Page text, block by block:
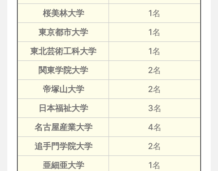
桜美林大学
1名
東京都市大学
1名
東北芸術工科大学
1名
関東学院大学
2名
帝塚山大学
2名
日本福祉大学
3名
名古屋産業大学
4名
追手門学院大学
2名
亜細亜大学
1名